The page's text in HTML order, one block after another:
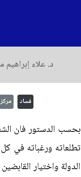
د. علاء
فساد
بحسب الدستور فان
تطلعاته ورغباته في كل